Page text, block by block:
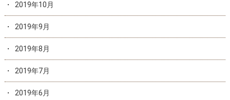
2019年10月
2019年9月
2019年8月
2019年7月
2019年6月